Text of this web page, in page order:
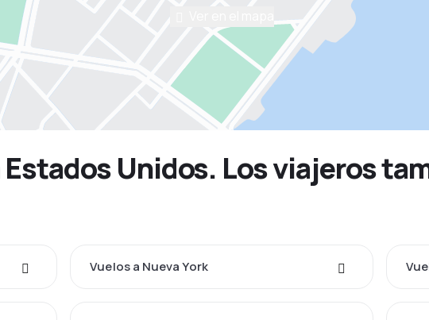
Unidos. Los viajeros
Vuelos a Nueva York